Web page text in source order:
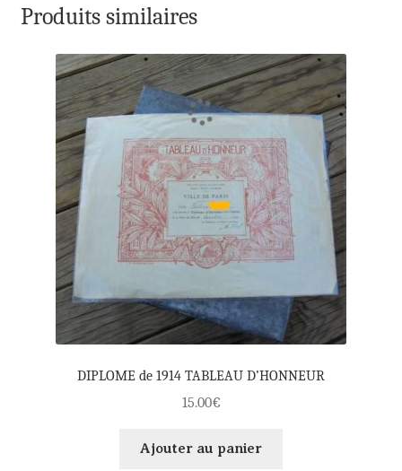
Produits similaires
DIPLOME de 1914 TABLEAU D’HONNEUR
15.00€
Ajouter au panier